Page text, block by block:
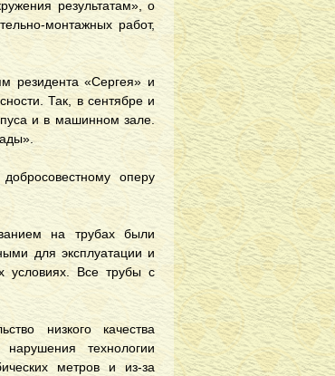
результатам», о
монтажных работ,
резидента «Сергея» и
Так, в сентябре и
и в машинном зале.
оперу
на трубах были
для эксплуатации и
условиях. Все трубы с
низкого качества
технологии
метров и из-за